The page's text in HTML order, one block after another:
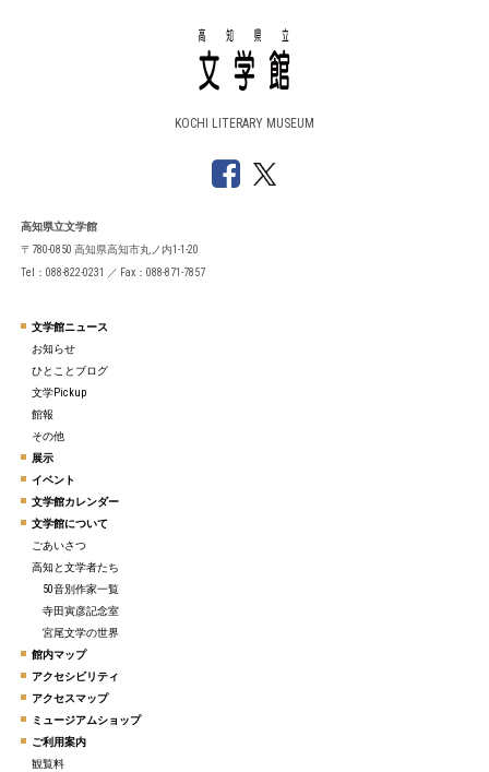
KOCHI LITERARY MUSEUM
高知県立文学館
〒780-0850 高知県高知市丸ノ内1-1-20
Tel：088-822-0231 ／ Fax：088-871-7857
文学館ニュース
お知らせ
ひとことブログ
文学Pickup
館報
その他
展示
イベント
文学館カレンダー
文学館について
ごあいさつ
高知と文学者たち
50音別作家一覧
寺田寅彦記念室
宮尾文学の世界
館内マップ
アクセシビリティ
アクセスマップ
ミュージアムショップ
ご利用案内
観覧料